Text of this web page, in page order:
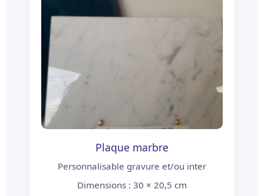
Plaque marbre
Personnalisable gravure et/ou inter
Dimensions : 30 × 20,5 cm